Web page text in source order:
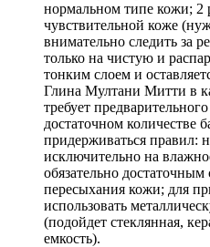
нормальном типе кожи; 2
чувствительной коже
внимательно следить за
только на чистую и
тонким слоем и
Глина Мултани Митти в
требует
достаточном количестве
придерживаться правил:
исключительно на
обязательно
пересыхания кожи; для
использовать
(подойдет стеклянная,
емкость).